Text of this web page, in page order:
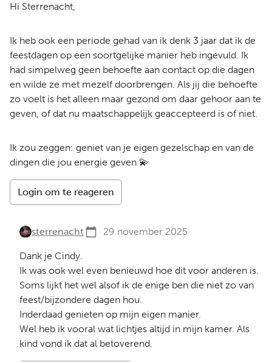
Hi Sterrenacht,
Ik heb ook een periode gehad van ik denk 3 jaar dat ik de
feestdagen op een soortgelijke manier heb ingevuld. Ik
had simpelweg geen behoefte aan contact op die dagen
en wilde ze met mezelf doorbrengen. Als jij die behoefte
zo voelt is het alleen maar gezond om daar gehoor aan te
geven, of dat nu maatschappelijk geaccepteerd is of niet.
Ik zou zeggen: geniet van je eigen gezelschap en van de
dingen die jou energie geven 💫
Login om te reageren
sterrenacht 29 november 2025
Dank je Cindy.
Ik was ook wel even benieuwd hoe dit voor anderen is.
Soms lijkt het wel alsof ik de enige ben die niet zo van
feest/bijzondere dagen hou.
Inderdaad genieten op mijn eigen manier.
Wel heb ik vooral wat lichtjes altijd in mijn kamer. Als
kind vond ik dat al betoverend.